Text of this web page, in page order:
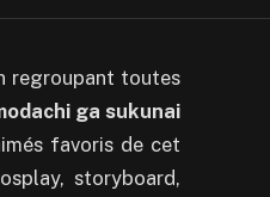
regroupant toutes
ga sukunai
favoris de cet
storyboard,